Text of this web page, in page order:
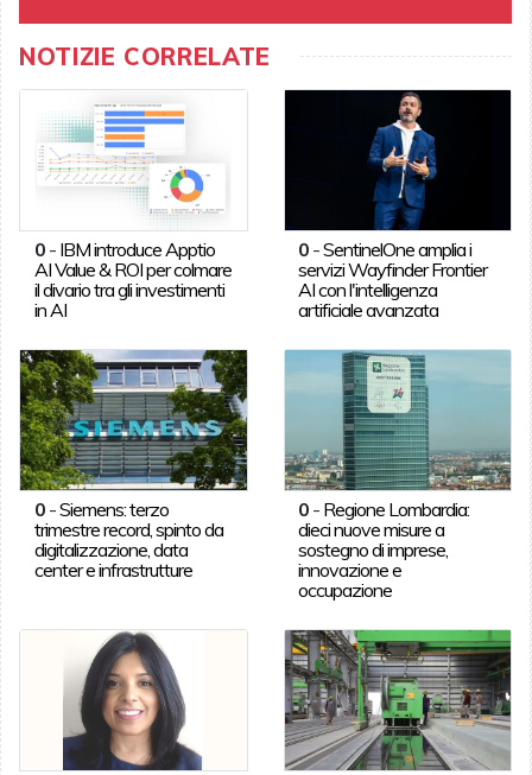
NOTIZIE CORRELATE
0- IBM introduce Apptio
AI Value & ROI per colmare
il divario tra gli investimenti
in AI
0 -SentinelOne amplia i
servizi Wayfinder Frontier
AI con l'intelligenza
artificiale avanzata
0-Siemens: terzo
trimestre record, spinto da
digitalizzazione, data
center e infrastrutture
0 - Regione Lombardia:
dieci nuove misure a
sostegno di imprese,
innovazione e
occupazione